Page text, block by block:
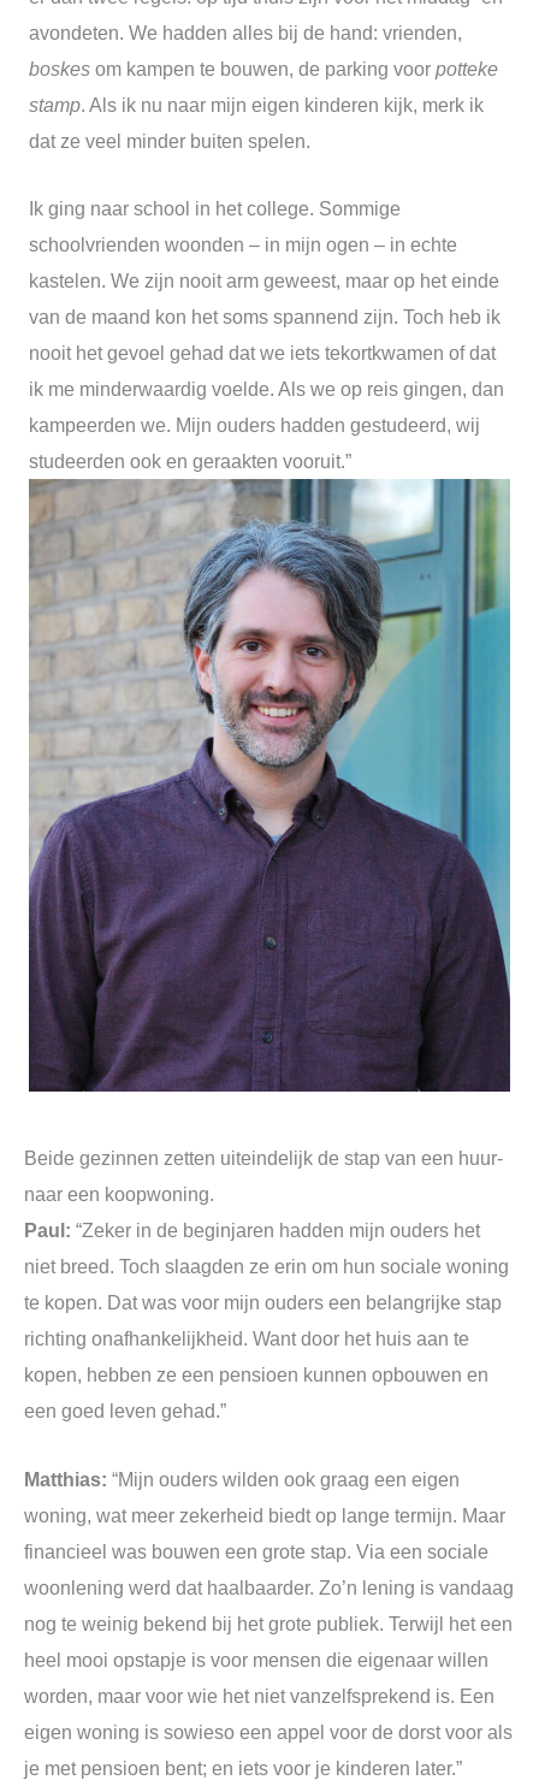
avondeten. We hadden alles bij de hand: vrienden,
boskes om kampen te bouwen, de parking voor potteke
stamp. Als ik nu naar mijn eigen kinderen kijk, merk ik
dat ze veel minder buiten spelen.
Ik ging naar school in het college. Sommige
schoolvrienden woonden – in mijn ogen – in echte
kastelen. We zijn nooit arm geweest, maar op het einde
van de maand kon het soms spannend zijn. Toch heb ik
nooit het gevoel gehad dat we iets tekortkwamen of dat
ik me minderwaardig voelde. Als we op reis gingen, dan
kampeerden we. Mijn ouders hadden gestudeerd, wij
studeerden ook en geraakten vooruit.”
Beide gezinnen zetten uiteindelijk de stap van een huur-
naar een koopwoning.
Paul: “Zeker in de beginjaren hadden mijn ouders het
niet breed. Toch slaagden ze erin om hun sociale woning
te kopen. Dat was voor mijn ouders een belangrijke stap
richting onafhankelijkheid. Want door het huis aan te
kopen, hebben ze een pensioen kunnen opbouwen en
een goed leven gehad.”
Matthias: “Mijn ouders wilden ook graag een eigen
woning, wat meer zekerheid biedt op lange termijn. Maar
financieel was bouwen een grote stap. Via een sociale
woonlening werd dat haalbaarder. Zo’n lening is vandaag
nog te weinig bekend bij het grote publiek. Terwijl het een
heel mooi opstapje is voor mensen die eigenaar willen
worden, maar voor wie het niet vanzelfsprekend is. Een
eigen woning is sowieso een appel voor de dorst voor als
je met pensioen bent; en iets voor je kinderen later.”